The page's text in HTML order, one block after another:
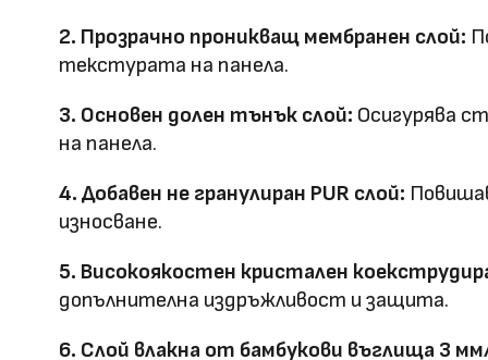
технология
Матова PETG
Оценка за
ефективност
Клас на горимост
Предимства водоустойчив &
Фрезовано снаждане /
2. Прозрачно проникващ мембранен слой:
текстурата на панела.
3. Основен долен тънък слой: Осигурява
на панела.
4. Добавен не гранулиран PUR слой:
износване.
5. Високоякостен кристален
допълнителна издръжливост и защита.
6. Слой влакна от бамбукови въглища 3